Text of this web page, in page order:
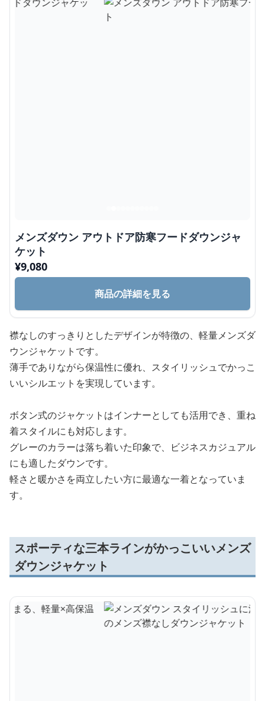
メンズダウン アウトドア防寒フードダウンジャ
ケット
¥9,080
商品の詳細を見る
襟なしのすっきりとしたデザインが特徴の、軽量メンズダ
ウンジャケットです。
薄手でありながら保温性に優れ、スタイリッシュでかっこ
いいシルエットを実現しています。
ボタン式のジャケットはインナーとしても活用でき、重ね
着スタイルにも対応します。
グレーのカラーは落ち着いた印象で、ビジネスカジュアル
にも適したダウンです。
軽さと暖かさを両立したい方に最適な一着となっていま
す。
スポーティな三本ラインがかっこいいメンズ
ダウンジャケット